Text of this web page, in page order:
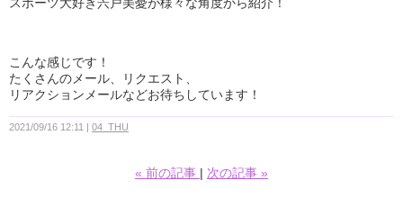
こんな感じです！
たくさんのメール、リクエスト、
リアクションメールなどお待ちしています！
2021/09/16 12:11 04_THU
« 前の記事 次の記事 »